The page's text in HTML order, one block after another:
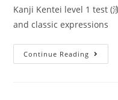
記
術
Kanji Kentei level 1 test (
and classic expressions
Continue Reading